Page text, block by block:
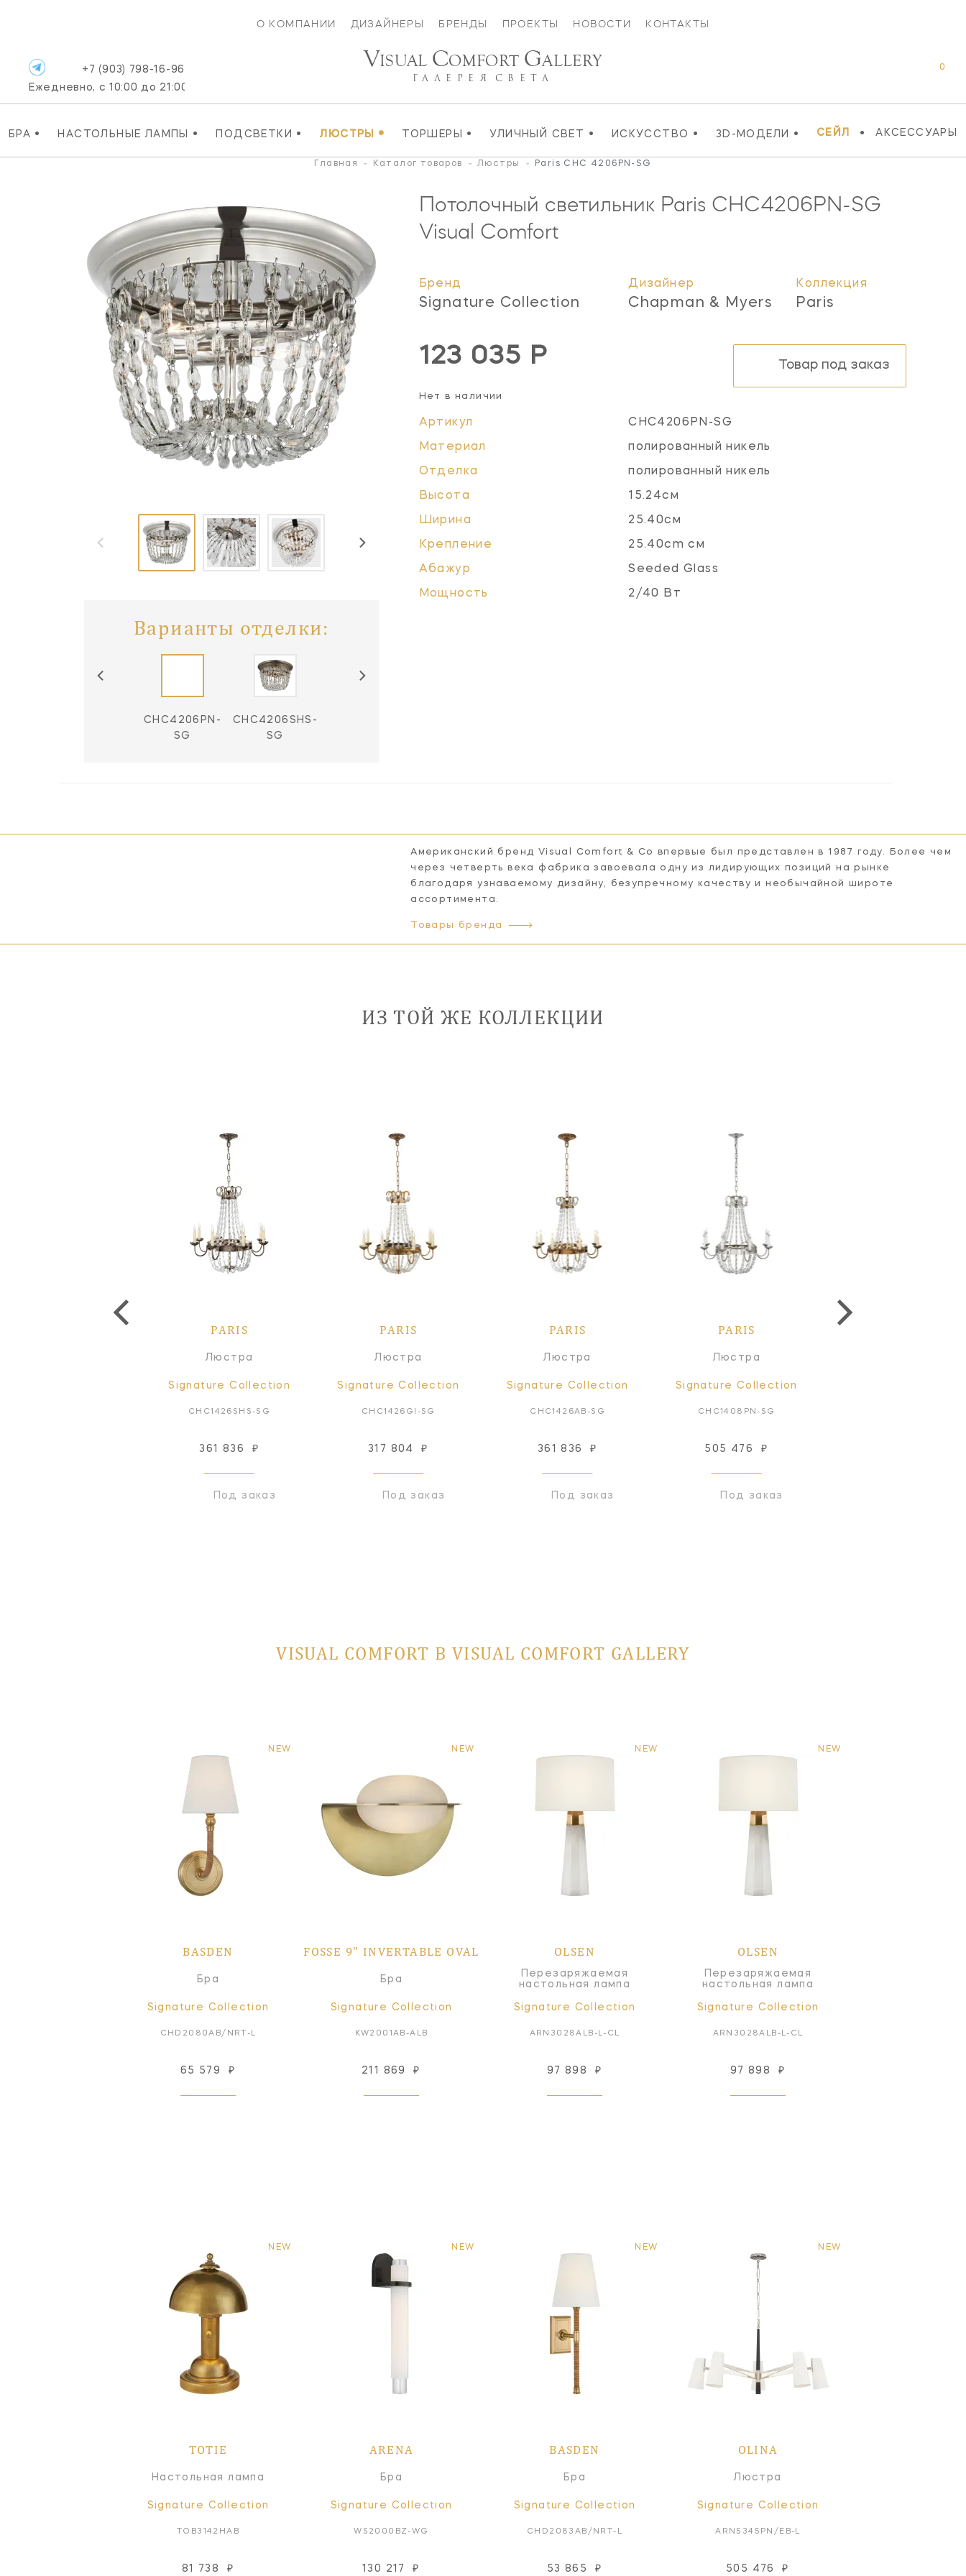
О КОМПАНИИ ДИЗАЙНЕРЫ БРЕНДЫ ПРОЕКТЫ НОВОСТИ КОНТАКТЫ
БРА • НАСТОЛЬНЫЕ ЛАМПЫ • ПОДСВЕТКИ • ЛЮСТРЫ • ТОРШЕРЫ • УЛИЧНЫЙ СВЕТ • ИСКУССТВО • 3D-МОДЕЛИ • СЕЙЛ • АКСЕССУАРЫ
+7 (903) 798-16-96
Ежедневно, с 10:00 до 21:00
0
VISUAL COMFORT GALLERY
ГАЛЕРЕЯ СВЕТА
Главная - Каталог товаров - Люстры - Paris CHC 4206PN-SG
Варианты отделки:
CHC4206PN-
SG
CHC4206SHS-
SG
Потолочный светильник Paris CHC4206PN-SG
Visual Comfort
Бренд
Signature Collection
Дизайнер
Chapman & Myers
Коллекция
Paris
123 035 Р
Нет в наличии
Товар под заказ
Артикул CHC4206PN-SG
Материал полированный никель
Отделка полированный никель
Высота 15.24см
Ширина 25.40см
Крепление 25.40cm см
Абажур Seeded Glass
Мощность 2/40 Вт
Американский бренд Visual Comfort & Co впервые был представлен в 1987 году. Более чем
через четверть века фабрика завоевала одну из лидирующих позиций на рынке
благодаря узнаваемому дизайну, безупречному качеству и необычайной широте
ассортимента.
Товары бренда
ИЗ ТОЙ ЖЕ КОЛЛЕКЦИИ
PARIS
Люстра
Signature Collection
CHC1426SHS-SG
361 836 ₽
Под заказ
PARIS
Люстра
Signature Collection
CHC1426GI-SG
317 804 ₽
Под заказ
PARIS
Люстра
Signature Collection
CHC1426AB-SG
361 836 ₽
Под заказ
PARIS
Люстра
Signature Collection
CHC1408PN-SG
505 476 ₽
Под заказ
VISUAL COMFORT В VISUAL COMFORT GALLERY
NEW
BASDEN
Бра
Signature Collection
CHD2080AB/NRT-L
65 579 ₽
NEW
FOSSE 9" INVERTABLE OVAL
Бра
Signature Collection
KW2001AB-ALB
211 869 ₽
NEW
OLSEN
Перезаряжаемая
настольная лампа
Signature Collection
ARN3028ALB-L-CL
97 898 ₽
NEW
OLSEN
Перезаряжаемая
настольная лампа
Signature Collection
ARN3028ALB-L-CL
97 898 ₽
NEW
TOTIE
Настольная лампа
Signature Collection
TOB3142HAB
81 738 ₽
NEW
ARENA
Бра
Signature Collection
WS2000BZ-WG
130 217 ₽
NEW
BASDEN
Бра
Signature Collection
CHD2083AB/NRT-L
53 865 ₽
NEW
OLINA
Люстра
Signature Collection
ARN5345PN/EB-L
505 476 ₽